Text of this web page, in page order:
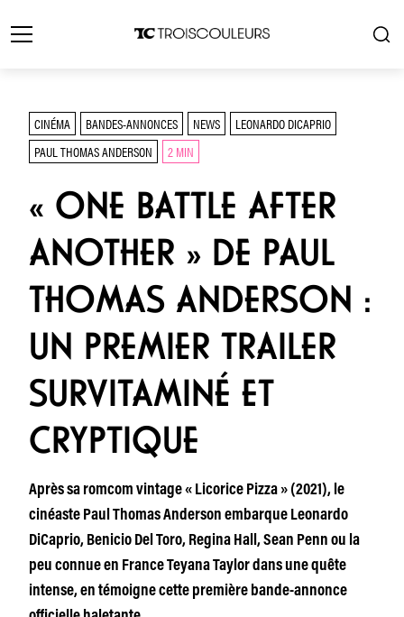
CINÉMA BANDES-ANNONCES NEWS
LEONARDO DICAPRIO
PAUL THOMAS ANDERSON
2 MIN
« ONE BATTLE AFTER
ANOTHER » DE PAUL
THOMAS ANDERSON :
UN PREMIER TRAILER
SURVITAMINÉ ET
CRYPTIQUE
Après sa romcom vintage « Licorice Pizza » (2021), le
cinéaste Paul Thomas Anderson embarque Leonardo
DiCaprio, Benicio Del Toro, Regina Hall, Sean Penn ou la
peu connue en France Teyana Taylor dans une quête
intense, en témoigne cette première bande-annonce